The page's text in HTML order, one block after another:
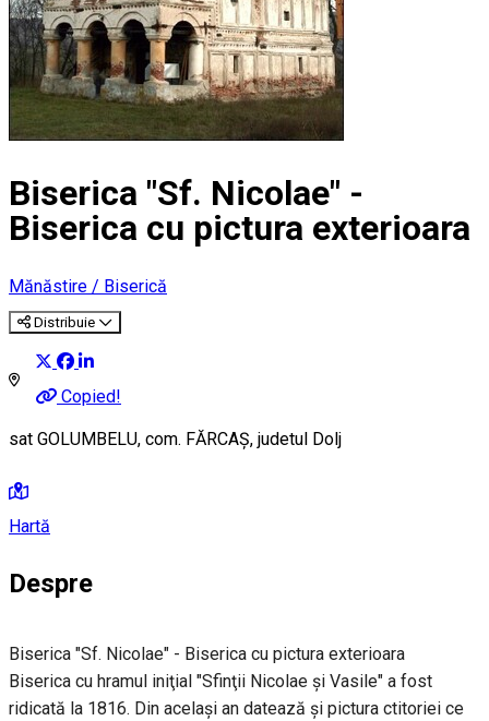
Biserica "Sf. Nicolae" -
Biserica cu pictura exterioara
Mănăstire / Biserică
Distribuie
Copied!
sat GOLUMBELU, com. FĂRCAŞ, judetul Dolj
Hartă
Despre
Biserica "Sf. Nicolae" - Biserica cu pictura exterioara
Biserica cu hramul iniţial "Sfinţii Nicolae şi Vasile" a fost
ridicată la 1816. Din acelaşi an datează şi pictura ctitoriei ce